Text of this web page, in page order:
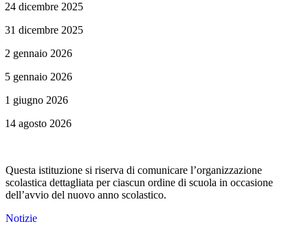
24 dicembre 2025
31 dicembre 2025
2 gennaio 2026
5 gennaio 2026
1 giugno 2026
14 agosto 2026
Questa istituzione si riserva di comunicare l’organizzazione
scolastica dettagliata per ciascun ordine di scuola in occasione
dell’avvio del nuovo anno scolastico.
Notizie